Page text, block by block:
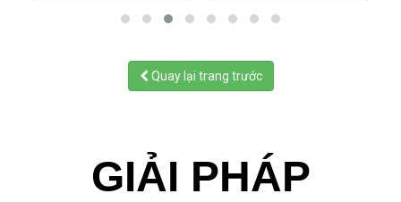
Quay lại trang trước
GIẢI PHÁP